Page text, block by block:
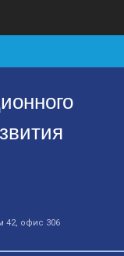
42, офис 306